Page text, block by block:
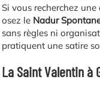
Si vous recherchez
osez le Nadur
sans règles ni
pratiquent une satire
La Saint Valentin à